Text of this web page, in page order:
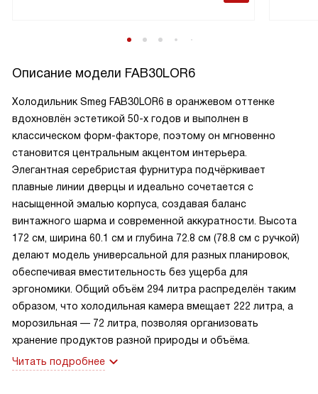
Описание модели FAB30LOR6
Холодильник Smeg FAB30LOR6 в оранжевом оттенке
вдохновлён эстетикой 50-х годов и выполнен в
классическом форм-факторе, поэтому он мгновенно
становится центральным акцентом интерьера.
Элегантная серебристая фурнитура подчёркивает
плавные линии дверцы и идеально сочетается с
насыщенной эмалью корпуса, создавая баланс
винтажного шарма и современной аккуратности. Высота
172 см, ширина 60.1 см и глубина 72.8 см (78.8 см с ручкой)
делают модель универсальной для разных планировок,
обеспечивая вместительность без ущерба для
эргономики. Общий объём 294 литра распределён таким
образом, что холодильная камера вмещает 222 литра, а
морозильная — 72 литра, позволяя организовать
хранение продуктов разной природы и объёма.
Читать подробнее